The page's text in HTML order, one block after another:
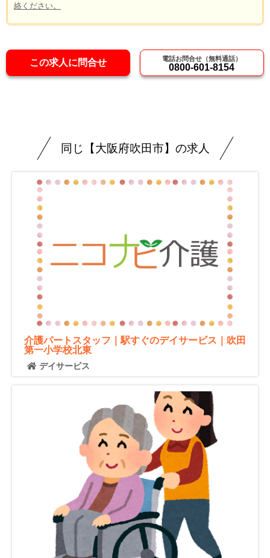
絡ください。
この求人に問合せ 電話お問合せ（無料通話）
0800-601-8154
同じ【大阪府吹田市】の求人
介護パートスタッフ｜駅すぐのデイサービス｜吹田
第一小学校北東
デイサービス